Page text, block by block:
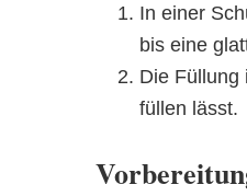
In einer
bis eine
Die Füllung
füllen lässt.